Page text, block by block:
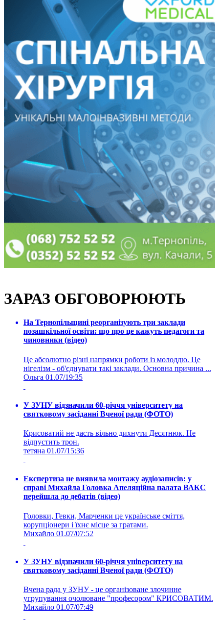
ЗАРАЗ ОБГОВОРЮЮТЬ
На Тернопільщині реорганізують три заклади
позашкільної освіти: що про це кажуть педагоги та
чиновники (відео)
Це абсолютно різні напрямки роботи із молоддю. Це
нігелізм - об'єднувати такі заклади. Основна причина ...
Ольга 01.07/19:35
У ЗУНУ відзначили 60-річчя університету на
святковому засіданні Вченої ради (ФОТО)
Крисоватий не дасть вільно дихнути Десятнюк. Не
відпустить трон.
тетяна 01.07/15:36
Експертиза не виявила монтажу аудіозаписів: у
справі Михайла Головка Апеляційна палата ВАКС
перейшла до дебатів (відео)
Головки, Гевки, Марченки це українське сміття,
корупціонери і їхнє місце за гратами.
Михайло 01.07/07:52
У ЗУНУ відзначили 60-річчя університету на
святковому засіданні Вченої ради (ФОТО)
Вчена рада у ЗУНУ - це організоване злочинне
угрупування очолюване "професором" КРИСОВАТИМ.
Михайло 01.07/07:49